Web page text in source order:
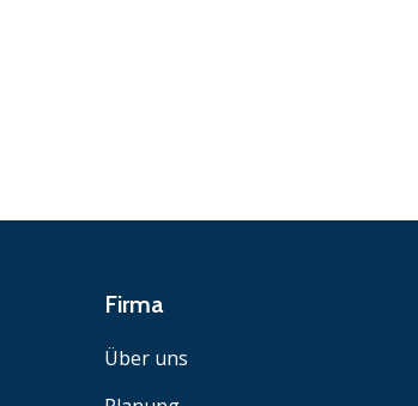
Firma
Über uns